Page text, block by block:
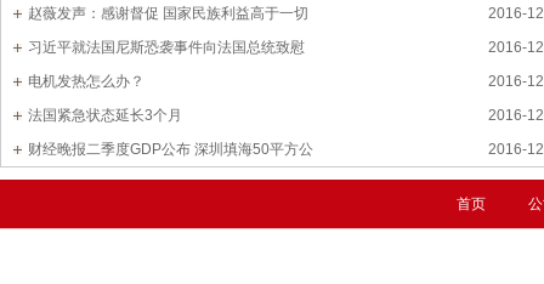
2016-
赵薇发声：感谢督促 国家民族利益高于一切
2016-
习近平就法国尼斯恐袭事件向法国总统致慰
2016-
电机发热怎么办？
2016-
法国紧急状态延长3个月
2016-
财经晚报二季度GDP公布 深圳填海50平方公
首页